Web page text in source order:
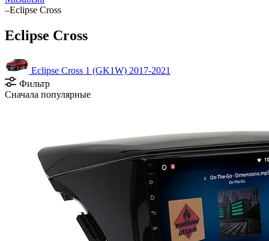
–Eclipse Cross
Eclipse Cross
Eclipse Cross 1 (GK1W) 2017-2021
Фильтр
Сначала популярные